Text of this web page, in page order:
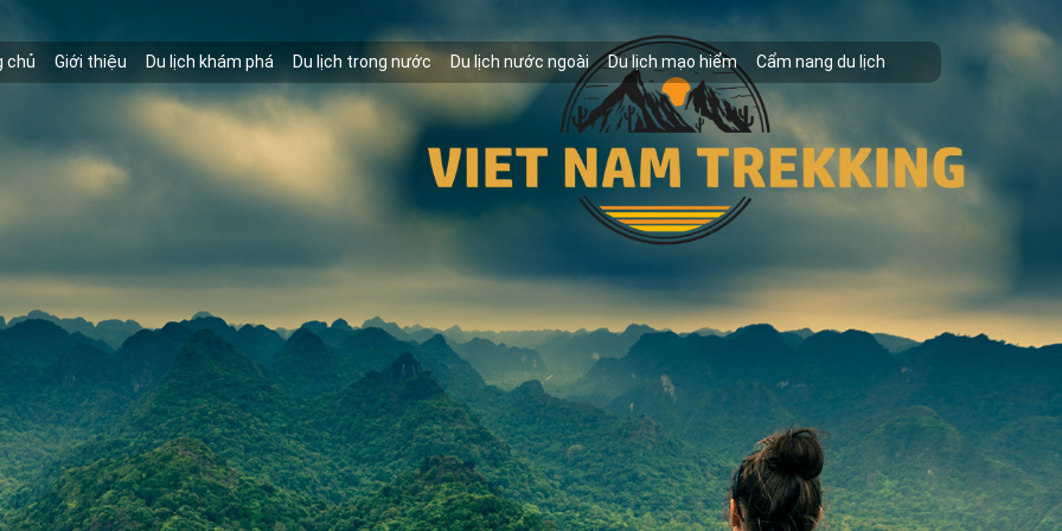
chủ Giới thiệu Du lịch khám phá Du lịch trong nước Du lịch nước ngoài Du lịch mạo hiểm Cẩm nang du lịch